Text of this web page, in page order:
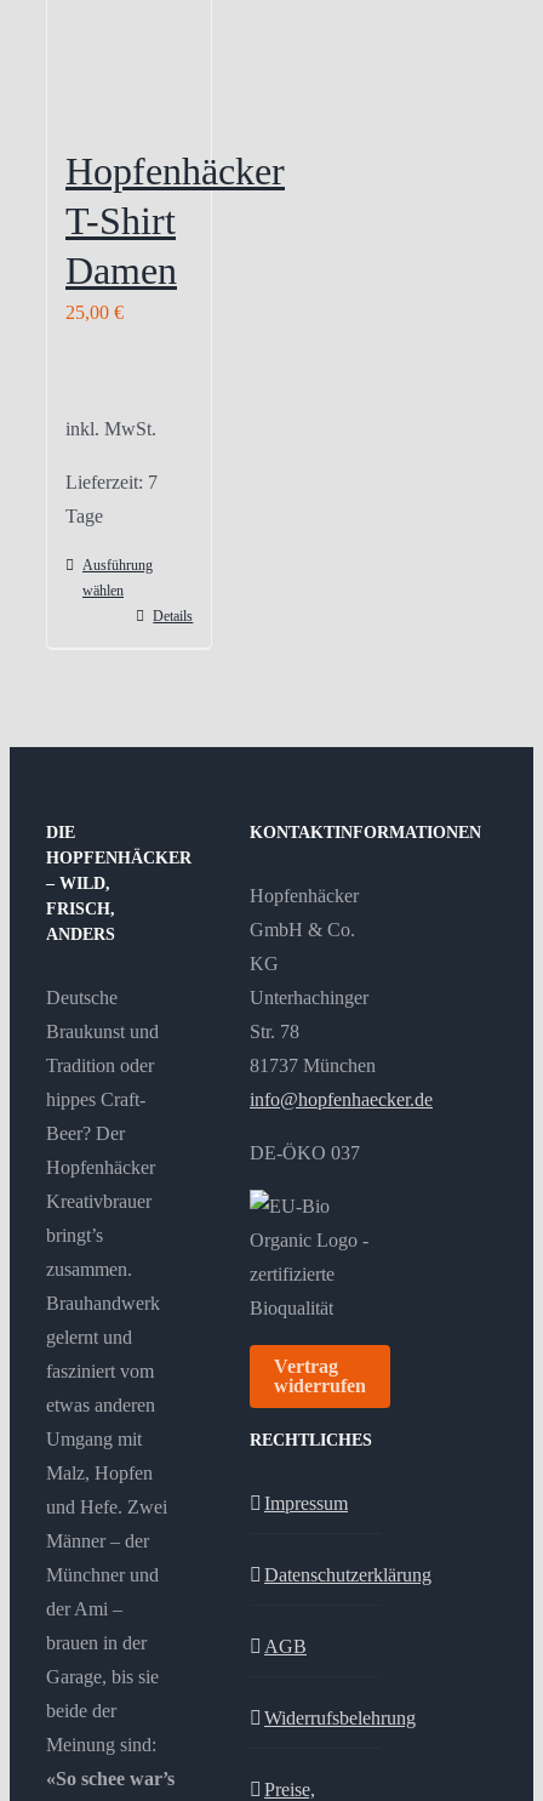
Hopfenhäcker
T-Shirt
Damen
25,00 €
inkl. MwSt.
Lieferzeit: 7
Tage
Ausführung
wählen
Die
Optionen
können
auf
Produktseite
gewählt
werden
Details
DIE
HOPFENHÄCKER
– WILD,
FRISCH,
ANDERS
Deutsche
Braukunst und
Tradition oder
hippes Craft-
Beer? Der
Hopfenhäcker
Kreativbrauer
bringt’s
zusammen.
Brauhandwerk
gelernt und
fasziniert vom
etwas anderen
Umgang mit
Malz, Hopfen
und Hefe. Zwei
Männer – der
Münchner und
der Ami –
brauen in der
Garage, bis sie
beide der
Meinung sind:
«So schee war’s
KONTAKTINFORMATIONEN
Hopfenhäcker
GmbH & Co.
KG
Unterhachinger
Str. 78
81737 München
info@hopfenhaecker.de
DE-ÖKO 037
Vertrag
widerrufen
RECHTLICHES
Impressum
Datenschutzerklärung
AGB
Widerrufsbelehrung
Preise,